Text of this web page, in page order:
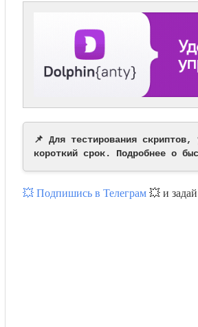
📌 Для тестирования скриптов,
короткий срок. Подробнее о
💥 Подпишись в Телеграм💥 и